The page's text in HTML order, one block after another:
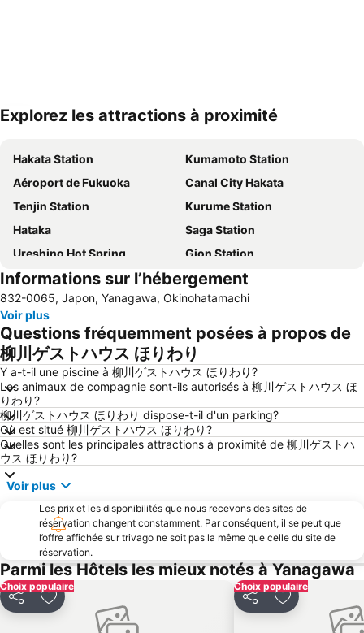
Explorez les attractions à proximité
Hakata Station
Kumamoto Station
Aéroport de Fukuoka
Canal City Hakata
Tenjin Station
Kurume Station
Hataka
Saga Station
Ureshino Hot Spring
Gion Station
Acros Fukuoka
Nakasu-Kawabata Station
Kumamoto Castle
Fukuoka Yafuoku! Dome
Fukuoka Kokusai Center
Informations sur l’hébergement
832-0065, Japon, Yanagawa, Okinohatamachi
Voir plus
Questions fréquemment posées à propos de
柳川ゲストハウス ほりわり
Y a-t-il une piscine à 柳川ゲストハウス ほりわり?
Les animaux de compagnie sont-ils autorisés à 柳川ゲストハウス ほ
りわり?
柳川ゲストハウス ほりわり dispose-t-il d'un parking?
Où est situé 柳川ゲストハウス ほりわり?
Quelles sont les principales attractions à proximité de 柳川ゲストハ
ウス ほりわり?
Voir plus
Les prix et les disponibilités que nous recevons des sites de
réservation changent constamment. Par conséquent, il se peut que
l’offre affichée sur trivago ne soit pas la même que celle du site de
réservation.
Parmi les Hôtels les mieux notés à Yanagawa
Choix populaire
PartagerAjouter à mes favoris
Choix populaire
PartagerAjouter à